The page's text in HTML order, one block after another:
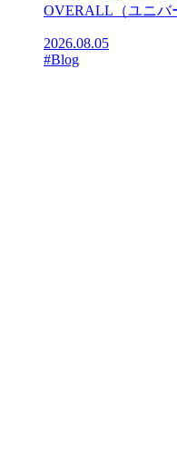
OVERALL（ユニバ
2026.08.05
#Blog